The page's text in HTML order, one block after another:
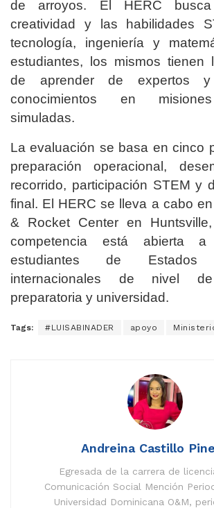
de arroyos. El HERC
creatividad y las habilidades
tecnología, ingeniería y
estudiantes, los mismos tienen
de aprender de expertos
conocimientos en
simuladas.
La evaluación se basa en cinco
preparación operacional,
recorrido, participación STEM y
final. El HERC se lleva a cabo
& Rocket Center en
competencia está abierta
estudiantes de
internacionales de nivel de
preparatoria y universidad.
Tags: #LUISABINADER apoyo
Andreina Castillo
Egresada de la carrera de
Comunicación Social Mención
Universidad Dominicana O&M,